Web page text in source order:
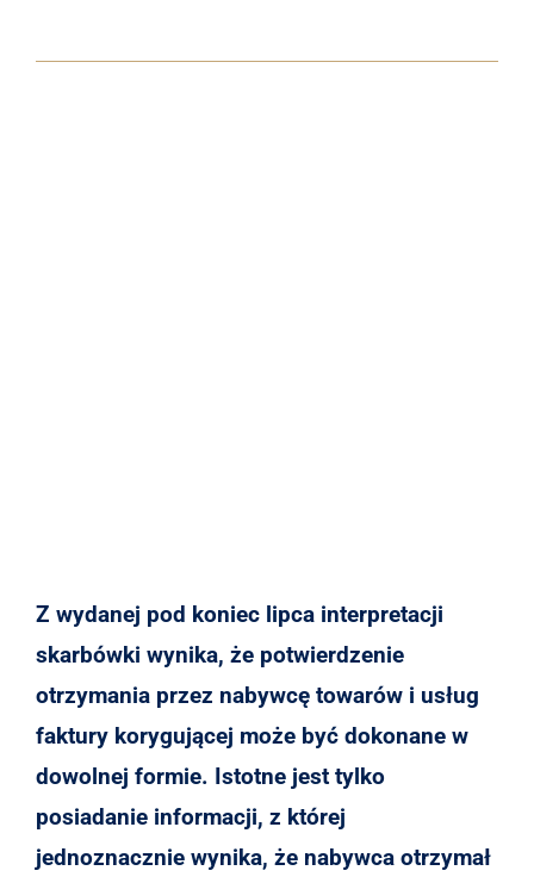
Z wydanej pod koniec lipca interpretacji
skarbówki wynika, że potwierdzenie
otrzymania przez nabywcę towarów i usług
faktury korygującej może być dokonane w
dowolnej formie. Istotne jest tylko
posiadanie informacji, z której
jednoznacznie wynika, że nabywca otrzymał